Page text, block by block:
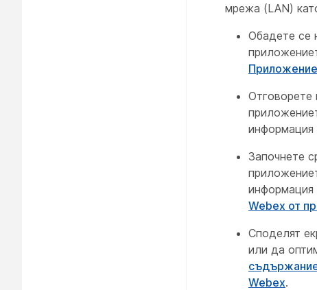
мрежа (LAN)
Обадете се
Отговорете
информация
Започнете
информация
Webex от
Споделят
или да
Webex.